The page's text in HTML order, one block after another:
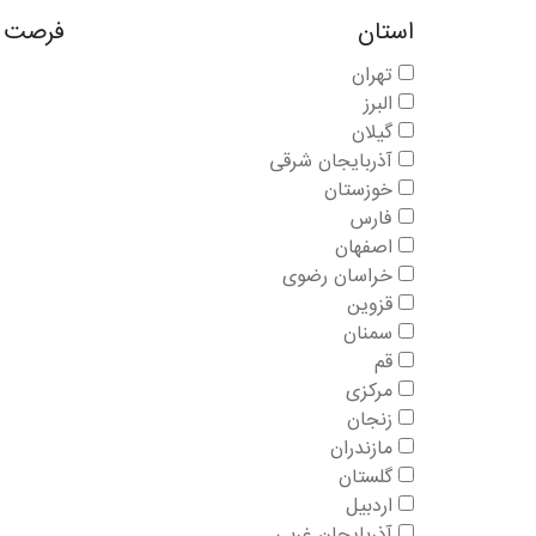
استان
تهران
البرز
گیلان
آذربایجان شرقی
خوزستان
فارس
اصفهان
خراسان رضوی
قزوین
سمنان
قم
مرکزی
زنجان
مازندران
گلستان
اردبیل